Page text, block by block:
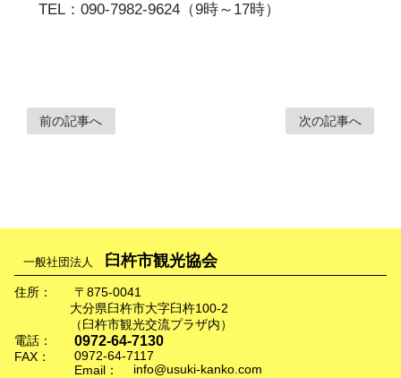
TEL：090-7982-9624（9時～17時）
前の記事へ 次の記事へ
一般社団法人 臼杵市観光協会
住所：
〒875-0041
大分県臼杵市大字臼杵100-2
（臼杵市観光交流プラザ内）
電話：
0972-64-7130
FAX：
0972-64-7117
Email：
info@usuki-kanko.com